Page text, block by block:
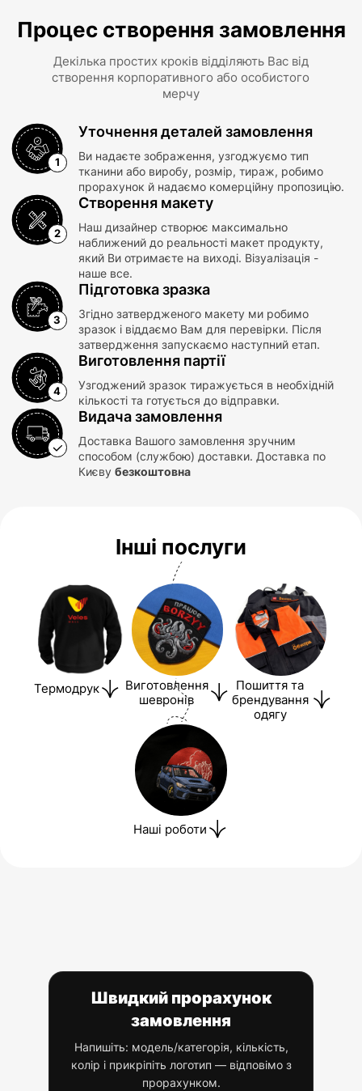
Процес створення замовлення
Декілька простих кроків відділяють Вас від
створення корпоративного або особистого
мерчу
Уточнення деталей замовлення
Ви надаєте зображення, узгоджуємо тип
тканини або виробу, розмір, тираж, робимо
прорахунок й надаємо комерційну пропозицію.
Створення макету
Наш дизайнер створює максимально
наближений до реальності макет продукту,
який Ви отримаєте на виході. Візуалізація -
наше все.
Підготовка зразка
Згідно затвердженого макету ми робимо
зразок і віддаємо Вам для перевірки. Після
затвердження запускаємо наступний етап.
Виготовлення партії
Узгоджений зразок тиражується в необхідній
кількості та готується до відправки.
Видача замовлення
Доставка Вашого замовлення зручним
способом (службою) доставки. Доставка по
Києвубезкоштовна
Інші послуги
Термодрук
Виготовлення
шевронів
Пошиття та
брендування
одягу
Наші роботи
Швидкий прорахунок
замовлення
Напишіть: модель/категорія, кількість,
колір і прикріпіть логотип — відповімо з
прорахунком.